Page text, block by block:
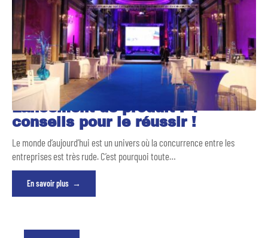
Lancement de produit : 4
conseils pour le réussir !
Le monde d’aujourd’hui est un univers où la concurrence entre les
entreprises est très rude. C’est pourquoi toute…
En savoir plus